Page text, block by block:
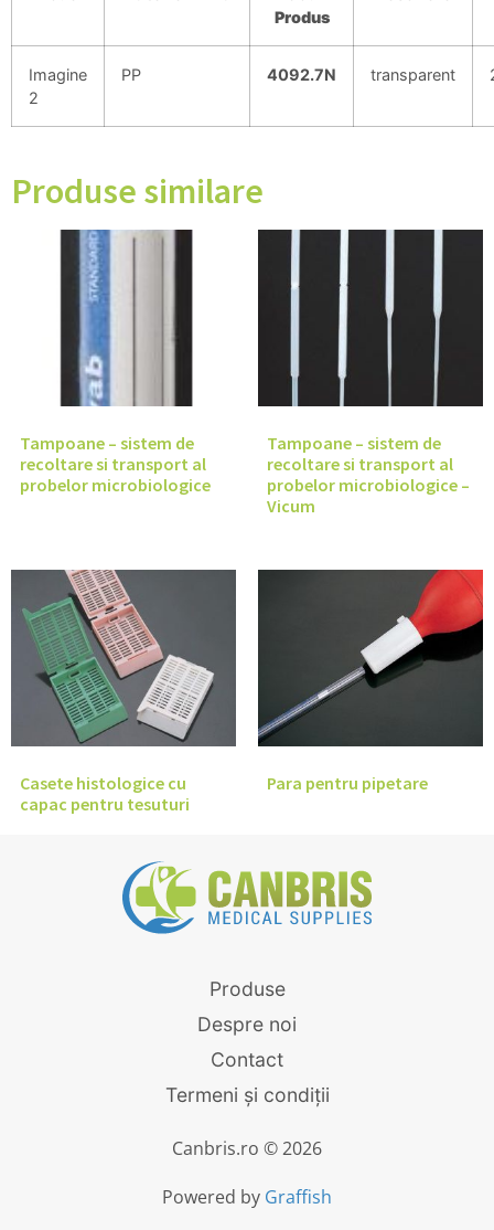
Produs
Imagine
2
PP 4092.7N transparent
Produse similare
Tampoane – sistem de
recoltare si transport al
probelor microbiologice
Tampoane – sistem de
recoltare si transport al
probelor microbiologice –
Vicum
Casete histologice cu
capac pentru tesuturi
Para pentru pipetare
Produse
Despre noi
Contact
Termeni și condiții
Canbris.ro © 2026
Powered by Graffish